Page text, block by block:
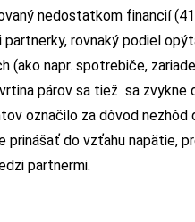
nedostatkom financií
partnerky, rovnaký podiel
(ako napr. spotrebiče,
párov sa tiež sa zvykne
označilo za dôvod
prinášať do vzťahu napätie,
partnermi.